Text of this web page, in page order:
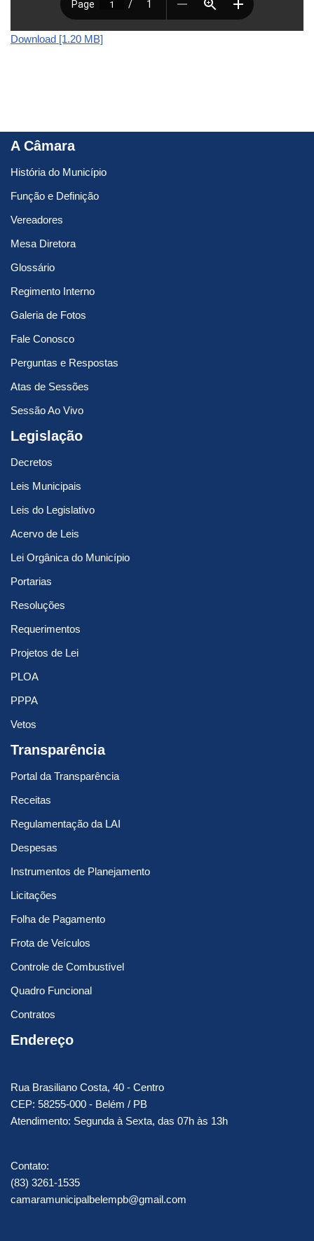
Download [1.20 MB]
A Câmara
História do Município
Função e Definição
Vereadores
Mesa Diretora
Glossário
Regimento Interno
Galeria de Fotos
Fale Conosco
Perguntas e Respostas
Atas de Sessões
Sessão Ao Vivo
Legislação
Decretos
Leis Municipais
Leis do Legislativo
Acervo de Leis
Lei Orgânica do Município
Portarias
Resoluções
Requerimentos
Projetos de Lei
PLOA
PPPA
Vetos
Transparência
Portal da Transparência
Receitas
Regulamentação da LAI
Despesas
Instrumentos de Planejamento
Licitações
Folha de Pagamento
Frota de Veículos
Controle de Combustível
Quadro Funcional
Contratos
Endereço
Rua Brasiliano Costa, 40 - Centro
CEP: 58255-000 - Belém / PB
Atendimento: Segunda à Sexta, das 07h às 13h
Contato:
(83) 3261-1535
camaramunicipalbelempb@gmail.com